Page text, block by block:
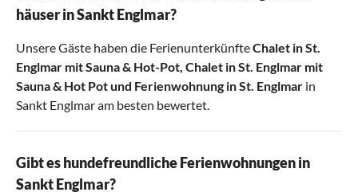
häuser in Sankt Englmar?
Unsere Gäste haben die FerienunterkünfteChalet in St.
Englmar mit Sauna & Hot-Pot, Chalet in St. Englmar mit
Sauna & Hot Potund Ferienwohnung in St. Englmar in
Sankt Englmar am besten bewertet.
Gibt es hundefreundliche Ferienwohnungen in
Sankt Englmar?